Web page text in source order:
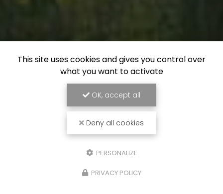
This site uses cookies and gives you control over
what you want to activate
OK, accept all
Deny all cookies
PERSONALIZE
PRIVACY POLICY